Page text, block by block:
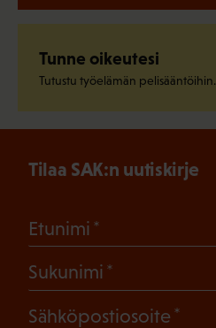
Tunne oikeutesi
Tutustu työelämän pelisääntöihin.
Tilaa SAK:n uutiskirje
Etunimi
Sukunimi
Sähköpostiosoite